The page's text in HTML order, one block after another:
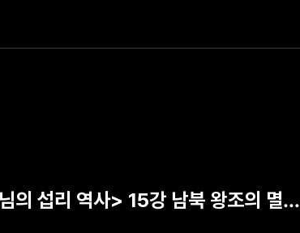
의 섭리 역사> 15강 남북 왕조의 멸망,